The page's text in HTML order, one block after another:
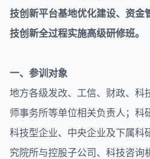
技创新平台基地优化建设、资金
技创新全过程实施高级研修班。
一、参训对象
地方各级发改、工信、财政、科
师事务所等单位相关负责人；科
科技型企业、中央企业及下属科
究院所与控股子公司、科技咨询